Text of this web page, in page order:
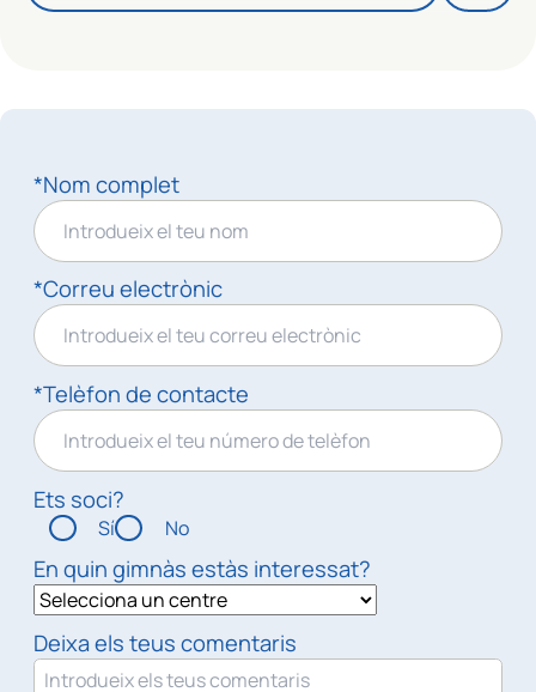
*Nom complet
*Correu electrònic
*Telèfon de contacte
Ets soci?
Sí No
En quin gimnàs estàs interessat?
Deixa els teus comentaris